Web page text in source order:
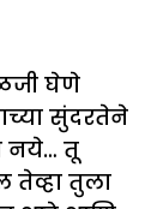
घेणे
सुंदरतेने
नये… तू
तेव्हा तुला